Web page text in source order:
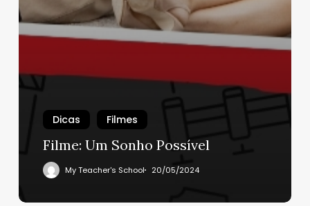
Dicas Filmes
Filme: Um Sonho Possível
My Teacher's School 20/05/2024